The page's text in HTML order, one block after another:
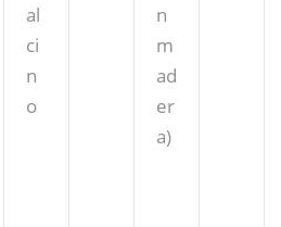
al
ci
n
o
n
m
ad
er
a)